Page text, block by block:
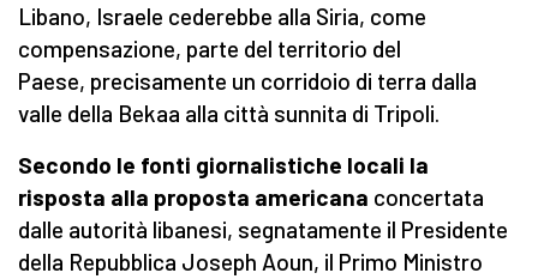
Libano, Israele cederebbe alla Siria, come
compensazione, parte del territorio del
Paese, precisamente un corridoio di terra dalla
valle della Bekaa alla città sunnita di Tripoli.
Secondo le fonti giornalistiche locali la
risposta alla proposta americana concertata
dalle autorità libanesi, segnatamente il Presidente
della Repubblica Joseph Aoun, il Primo Ministro